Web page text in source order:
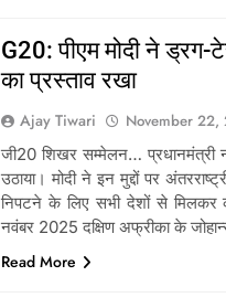
G20: पीएम मोदी ने
का प्रस्ताव रखा
Ajay Tiwari November 22,
जी20 शिखर सम्मेलन… प्रधानमंत्री
उठाया। मोदी ने इन मुद्दों पर
निपटने के लिए सभी देशों से मिलकर
नवंबर 2025 दक्षिण अफ्रीका के
Read More